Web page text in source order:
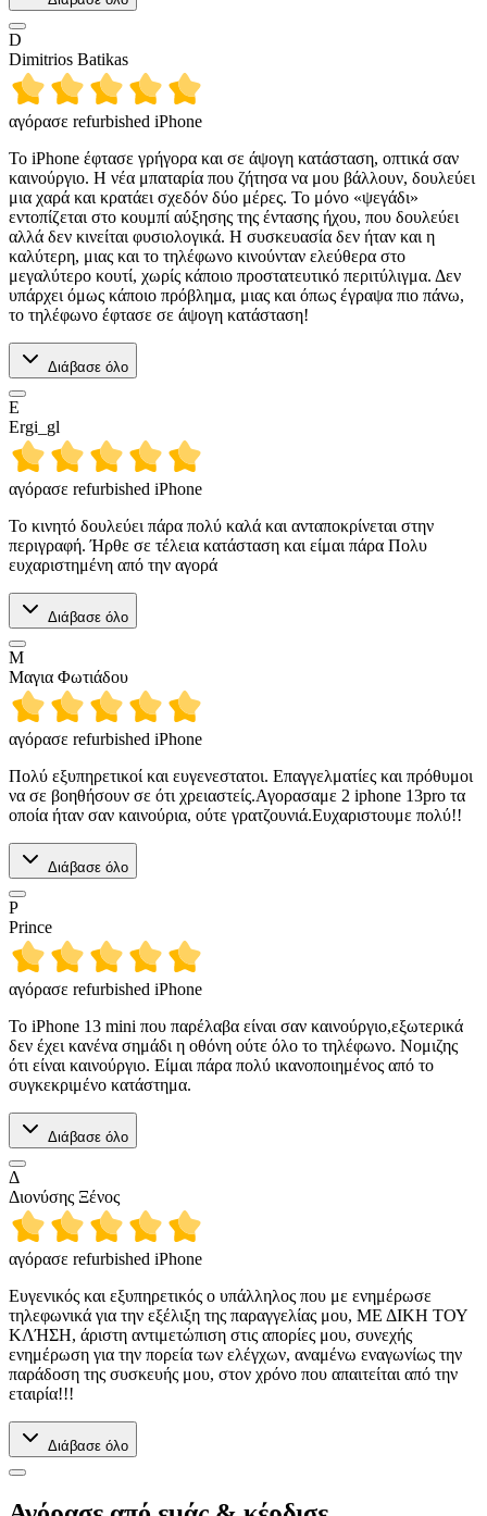
D
Dimitrios Batikas
αγόρασε refurbished iPhone
Το iPhone έφτασε γρήγορα και σε άψογη κατάσταση, οπτικά σαν
καινούργιο. Η νέα μπαταρία που ζήτησα να μου βάλλουν, δουλεύει
μια χαρά και κρατάει σχεδόν δύο μέρες. Το μόνο «ψεγάδι»
εντοπίζεται στο κουμπί αύξησης της έντασης ήχου, που δουλεύει
αλλά δεν κινείται φυσιολογικά. Η συσκευασία δεν ήταν και η
καλύτερη, μιας και το τηλέφωνο κινούνταν ελεύθερα στο
μεγαλύτερο κουτί, χωρίς κάποιο προστατευτικό περιτύλιγμα. Δεν
υπάρχει όμως κάποιο πρόβλημα, μιας και όπως έγραψα πιο πάνω,
το τηλέφωνο έφτασε σε άψογη κατάσταση!
Διάβασε όλο
E
Ergi_gl
αγόρασε refurbished iPhone
Το κινητό δουλεύει πάρα πολύ καλά και ανταποκρίνεται στην
περιγραφή. Ήρθε σε τέλεια κατάσταση και είμαι πάρα Πολυ
ευχαριστημένη από την αγορά
Διάβασε όλο
Μ
Μαγια Φωτιάδου
αγόρασε refurbished iPhone
Πολύ εξυπηρετικοί και ευγενεστατοι. Επαγγελματίες και πρόθυμοι
να σε βοηθήσουν σε ότι χρειαστείς.Αγορασαμε 2 iphone 13pro τα
οποία ήταν σαν καινούρια, ούτε γρατζουνιά.Ευχαριστουμε πολύ!!
Διάβασε όλο
P
Prince
αγόρασε refurbished iPhone
Το iPhone 13 mini που παρέλαβα είναι σαν καινούργιο,εξωτερικά
δεν έχει κανένα σημάδι η οθόνη ούτε όλο το τηλέφωνο. Νομιζης
ότι είναι καινούργιο. Είμαι πάρα πολύ ικανοποιημένος από το
συγκεκριμένο κατάστημα.
Διάβασε όλο
Δ
Διονύσης Ξένος
αγόρασε refurbished iPhone
Ευγενικός και εξυπηρετικός ο υπάλληλος που με ενημέρωσε
τηλεφωνικά για την εξέλιξη της παραγγελίας μου, ΜΕ ΔΙΚΗ ΤΟΥ
ΚΛΉΣΗ, άριστη αντιμετώπιση στις απορίες μου, συνεχής
ενημέρωση για την πορεία των ελέγχων, αναμένω εναγωνίως την
παράδοση της συσκευής μου, στον χρόνο που απαιτείται από την
εταιρία!!!
Διάβασε όλο